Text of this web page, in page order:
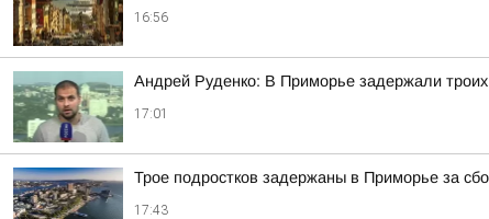
16:56
Андрей Руденко: В Приморье задержали
17:01
Трое подростков задержаны в Приморье за
17:43